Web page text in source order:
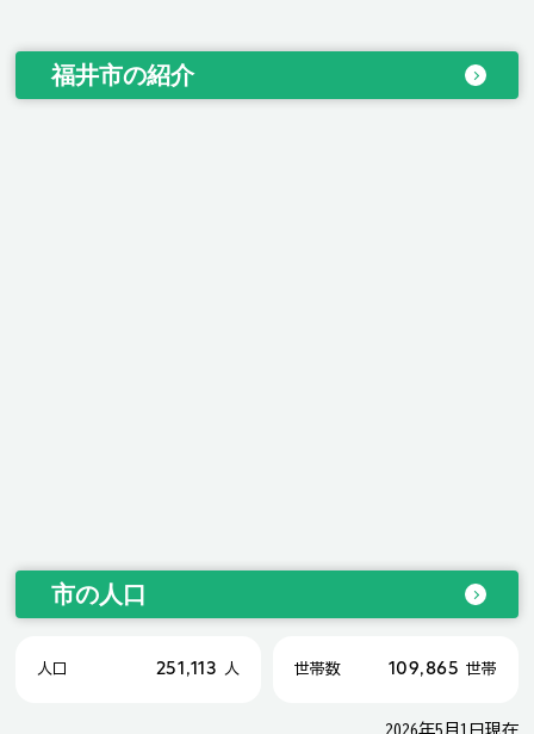
福井市の紹介
市の人口
人口 251,113 人 世帯数 109,865 世帯
2026年5月1日現在